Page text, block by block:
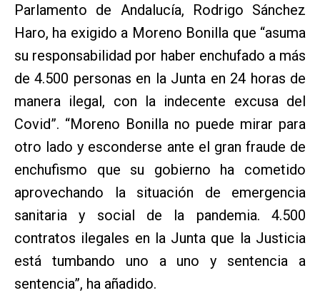
Parlamento de Andalucía, Rodrigo Sánchez
Haro, ha exigido a Moreno Bonilla que “asuma
su responsabilidad por haber enchufado a más
de 4.500 personas en la Junta en 24 horas de
manera ilegal, con la indecente excusa del
Covid”. “Moreno Bonilla no puede mirar para
otro lado y esconderse ante el gran fraude de
enchufismo que su gobierno ha cometido
aprovechando la situación de emergencia
sanitaria y social de la pandemia. 4.500
contratos ilegales en la Junta que la Justicia
está tumbando uno a uno y sentencia a
sentencia”, ha añadido.